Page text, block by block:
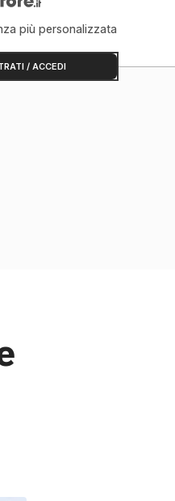
Primo Piano
più personalizzata
/ ACCEDI